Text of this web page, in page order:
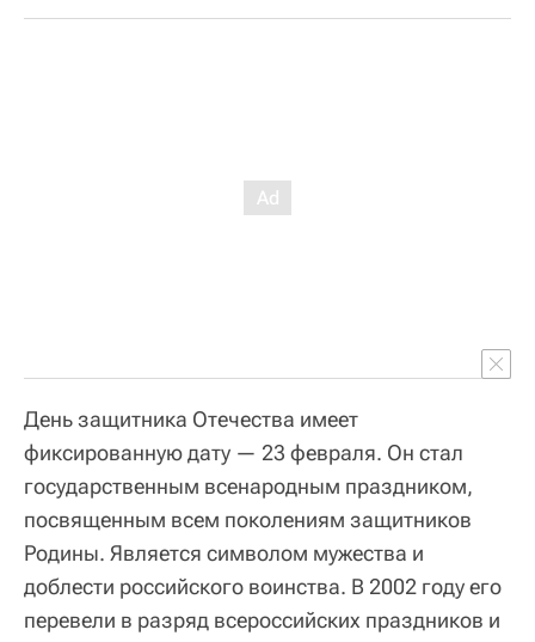
День защитника Отечества имеет
фиксированную дату — 23 февраля. Он стал
государственным всенародным праздником,
посвященным всем поколениям защитников
Родины. Является символом мужества и
доблести российского воинства. В 2002 году его
перевели в разряд всероссийских праздников и